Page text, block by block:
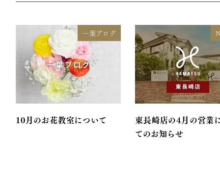
一葉ブログ
10月のお花教室について
東長崎店の4月の営業
てのお知らせ